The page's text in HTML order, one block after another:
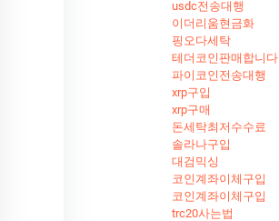
usdc전송대행
이더리움현금화
핑오다세탁
테더코인판매합니다
파이코인전송대행
xrp구입
xrp구매
돈세탁최저수수료
솔라나구입
대검믹싱
코인계좌이체구입
코인계좌이체구입
trc20사는법